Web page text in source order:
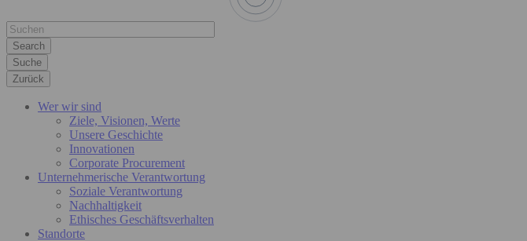
Suche
Zurück
Wer wir sind
Ziele, Visionen, Werte
Unsere Geschichte
Innovationen
Corporate Procurement
Unternehmerische Verantwortung
Soziale Verantwortung
Nachhaltigkeit
Ethisches Geschäftsverhalten
Standorte